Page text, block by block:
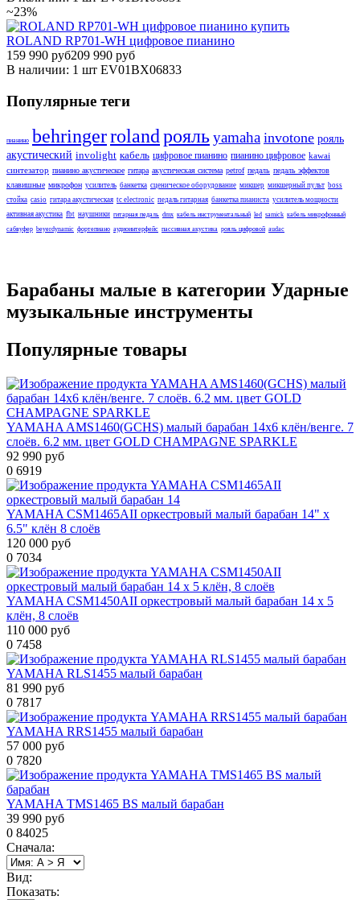
~23%
ROLAND RP701-WH цифровое пианино
159 990 руб209 990 руб
В наличии: 1 шт EV01BX06833
Популярные теги
пианино behringerrolandрояльyamaha invotone рояль
акустический involight кабель цифровое пианино пианино цифровое kawai
синтезатор пианино акустическое гитара акустическая система petrof педаль педаль эффектов
клавишные микрофон усилитель банкетка сценическое оборудование микшер микшерный пульт boss
стойка casio гитара акустическая tc electronic педаль гитарная банкетка пианиста усилитель мощности
активная акустика fbt наушники гитарная педаль dmx кабель инструментальный led samick кабель микрофонный
сабвуфер beyerdynamic фортепиано аудиоинтерфейс пассивная акустика рояль цифровой audac
Барабаны малые в категории Ударные
музыкальные инструменты
Популярные товары
YAMAHA AMS1460(GCHS) малый барабан 14х6 клён/венге. 7
слоёв. 6.2 мм. цвет GOLD CHAMPAGNE SPARKLE
92 990 руб
0 6919
YAMAHA CSM1465AII оркестровый малый барабан 14" х
6.5" клён 8 слоёв
120 000 руб
0 7034
YAMAHA CSM1450AII оркестровый малый барабан 14 х 5
клён, 8 слоёв
110 000 руб
0 7458
YAMAHA RLS1455 малый барабан
81 990 руб
0 7817
YAMAHA RRS1455 малый барабан
57 000 руб
0 7820
YAMAHA TMS1465 BS малый барабан
39 990 руб
0 84025
Сначала:
Вид:
Показать: